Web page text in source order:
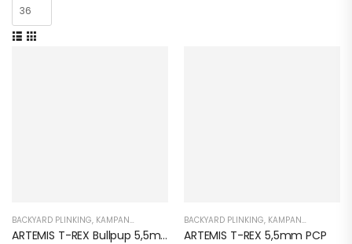
BACKYARD PLINKING, KAMPANJER OCH DEALS
ARTEMIS T-REX Bullpup 5,5mm PCP
BACKYARD PLINKING, KAMPANJER OCH DEALS
ARTEMIS T-REX 5,5mm PCP